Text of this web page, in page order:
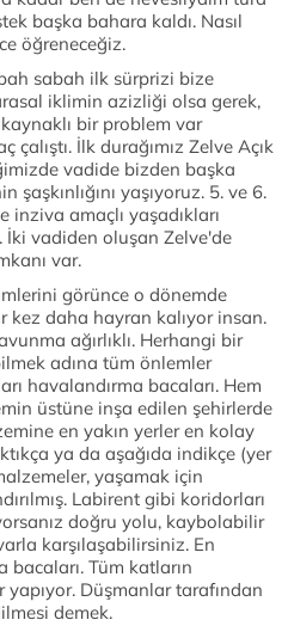
başka bahara kaldı. Nasıl
öğreneceğiz.
sabah ilk sürprizi bize
iklimin azizliği olsa gerek,
bir problem var
çalıştı. İlk durağımız Zelve Açık
vadide bizden başka
şaşkınlığını yaşıyoruz. 5. ve 6.
amaçlı yaşadıkları
vadiden oluşan Zelve'de
var.
görünce o dönemde
kez daha hayran kalıyor insan.
ağırlıklı. Herhangi bir
adına tüm önlemler
havalandırma bacaları. Hem
üstüne inşa edilen şehirlerde
en yakın yerler en kolay
ya da aşağıda indikçe (yer
yaşamak için
Labirent gibi koridorları
doğru yolu, kaybolabilir
karşılaşabilirsiniz. En
Tüm katların
yapıyor. Düşmanlar tarafından
demek.